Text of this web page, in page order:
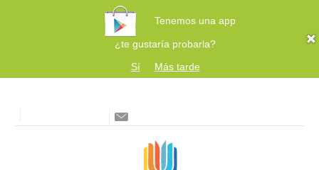
Tenemos una app
¿te gustaría probarla?
Sí
Más tarde